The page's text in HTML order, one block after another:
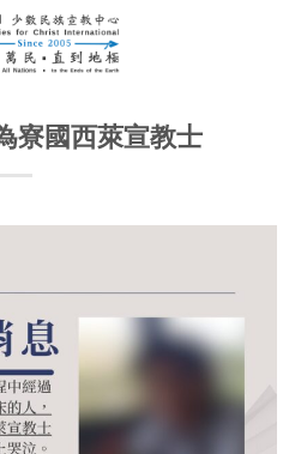
寮國西萊宣教士